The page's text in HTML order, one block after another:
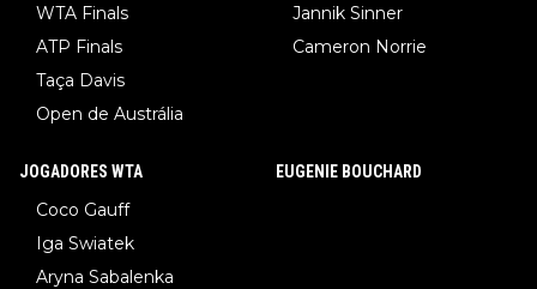
WTA Finals
ATP Finals
Taça Davis
Open de Austrália
Jannik Sinner
Cameron Norrie
JOGADORES WTA
Coco Gauff
Iga Swiatek
Aryna Sabalenka
EUGENIE BOUCHARD